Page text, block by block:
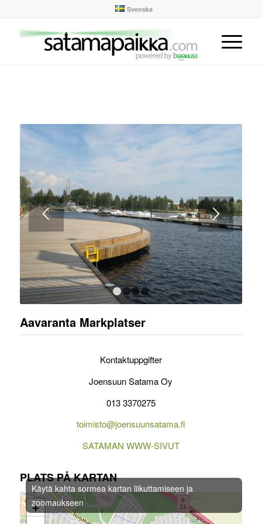
Svenska
1 2 3 4
Aavaranta Markplatser
Kontaktuppgifter
Joensuun Satama Oy
013 3370275
toimisto@joensuunsatama.fi
SATAMAN WWW-SIVUT
PLATS PÅ KARTAN
+
Käytä kahta sormea kartan liikuttamiseen ja
zoomaukseen